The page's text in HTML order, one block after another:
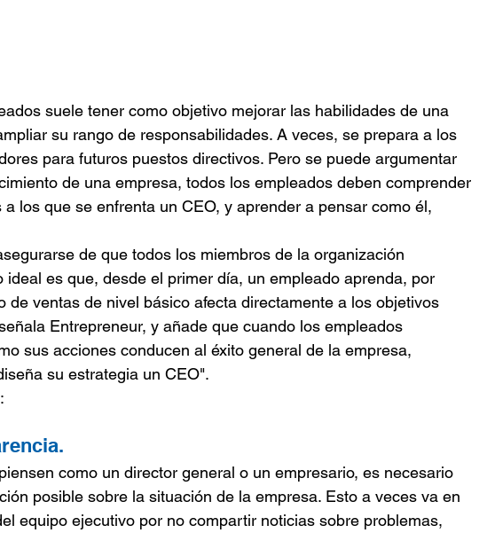
suele tener como objetivo mejorar las habilidades de una
su rango de responsabilidades. A veces, se prepara a los
para futuros puestos directivos. Pero se puede argumentar
de una empresa, todos los empleados deben comprender
los que se enfrenta un CEO, y aprender a pensar como él,
de que todos los miembros de la organización
ideal es que, desde el primer día, un empleado aprenda, por
de ventas de nivel básico afecta directamente a los objetivos
Entrepreneur, y añade que cuando los empleados
sus acciones conducen al éxito general de la empresa,
su estrategia un CEO".
como un director general o un empresario, es necesario
posible sobre la situación de la empresa. Esto a veces va en
equipo ejecutivo por no compartir noticias sobre problemas,